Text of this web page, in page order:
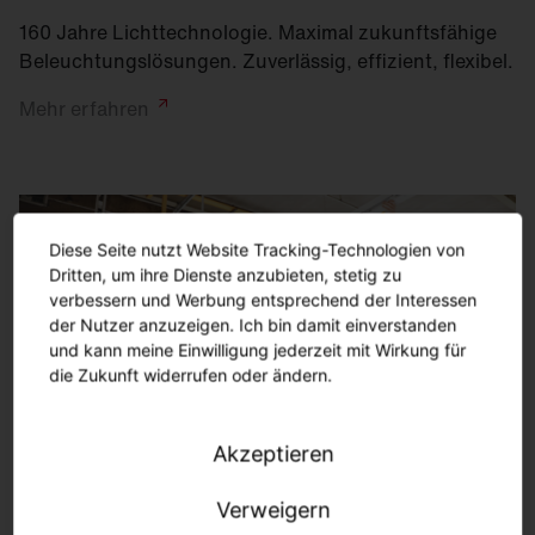
160 Jahre Lichttechnologie. Maximal zukunftsfähige
Beleuchtungslösungen. Zuverlässig, effizient, flexibel.
Mehr erfahren
Diese Seite nutzt Website Tracking-Technologien von
Dritten, um ihre Dienste anzubieten, stetig zu
verbessern und Werbung entsprechend der Interessen
der Nutzer anzuzeigen. Ich bin damit einverstanden
und kann meine Einwilligung jederzeit mit Wirkung für
die Zukunft widerrufen oder ändern.
Akzeptieren
Verweigern